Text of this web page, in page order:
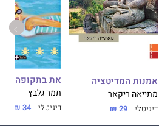
אמנות המדיטציה
מתייאה ריקאר
דיגיטלי 29 ₪
את בתקופה
תמר גלבץ
דיגיטלי 34 ₪